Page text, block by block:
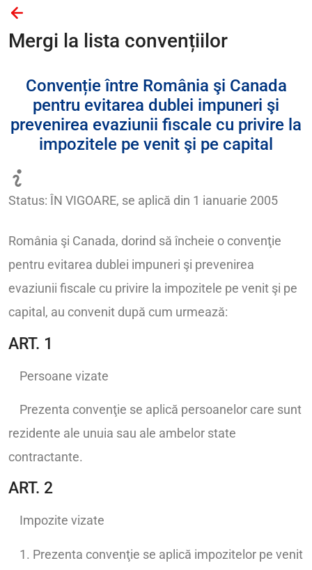
Mergi la lista convențiilor
Convenție între România şi Canada
pentru evitarea dublei impuneri şi
prevenirea evaziunii fiscale cu privire la
impozitele pe venit şi pe capital
Status: ÎN VIGOARE, se aplică din 1 ianuarie 2005
România şi Canada, dorind să încheie o convenţie
pentru evitarea dublei impuneri şi prevenirea
evaziunii fiscale cu privire la impozitele pe venit şi pe
capital, au convenit după cum urmează:
ART. 1
Persoane vizate
Prezenta convenţie se aplică persoanelor care sunt
rezidente ale unuia sau ale ambelor state
contractante.
ART. 2
Impozite vizate
1. Prezenta convenţie se aplică impozitelor pe venit